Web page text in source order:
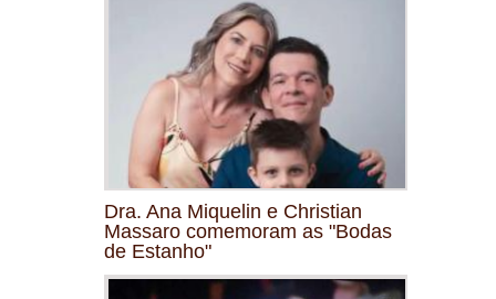
Dra. Ana Miquelin e Christian
Massaro comemoram as "Bodas
de Estanho"